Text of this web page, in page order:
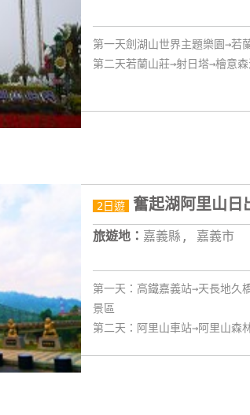
第一天劍湖山世界主題樂園→若
第二天若蘭山莊→射日塔→檜意
2日遊 奮起湖阿里山日
旅遊地： 嘉義縣, 嘉義市
第一天：高鐵嘉義站→天長地久
景區
第二天：阿里山車站→阿里山